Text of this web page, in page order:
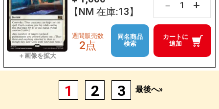
【NM 在庫:13】
－ +
カートに
追加
週間販売数
2点
同名商品
検索
1 2 3 最後へ»